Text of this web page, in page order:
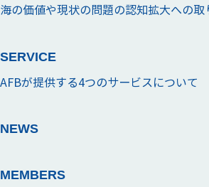
海の価値や現状の問題の認知拡大への取
SERVICE
AFBが提供する4つのサービスについて
NEWS
MEMBERS